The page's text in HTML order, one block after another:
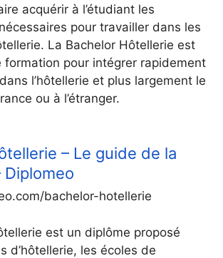
acquérir à l’étudiant les
pour travailler dans les
La Bachelor Hôtellerie est
formation pour intégrer rapidement
l’hôtellerie et plus largement le
ou à l’étranger.
– Le guide de la
bachelor-hotellerie
est un diplôme proposé
d’hôtellerie, les écoles de